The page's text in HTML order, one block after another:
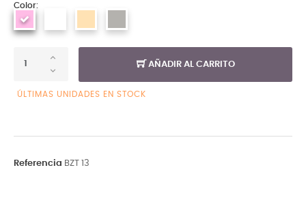
Color:
AÑADIR AL CARRITO
ÚLTIMAS UNIDADES EN STOCK
Referencia BZT 13